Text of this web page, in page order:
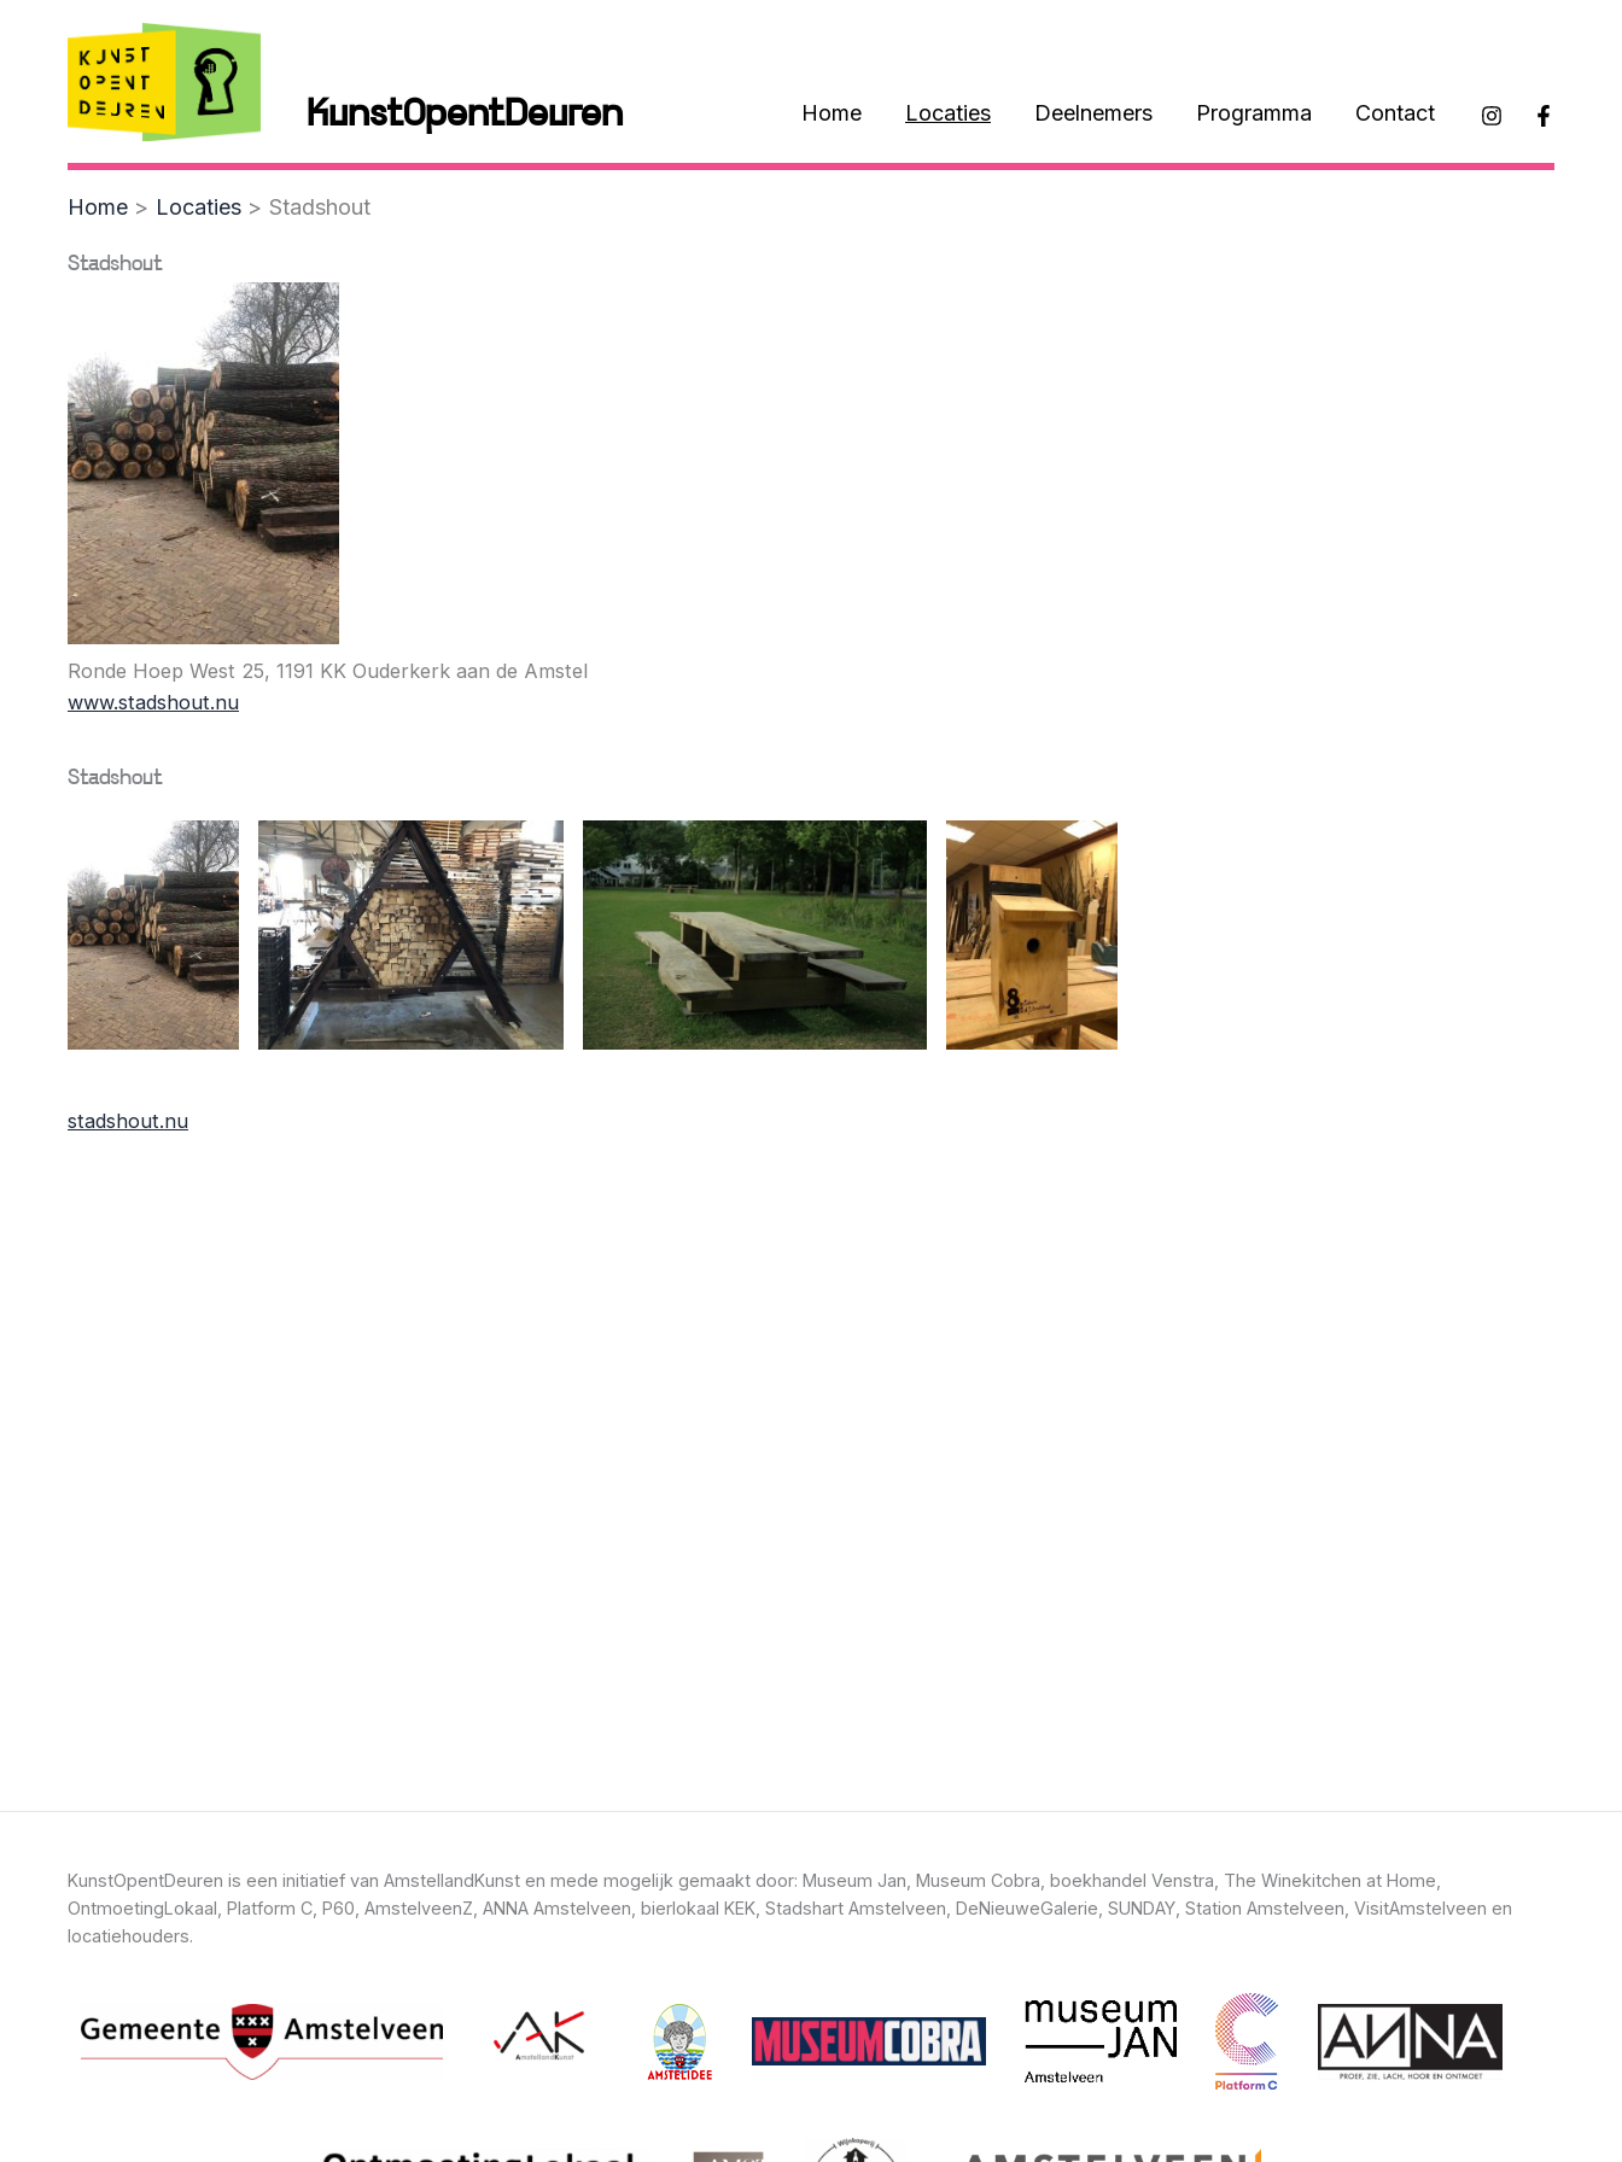
KunstOpentDeuren Home Locaties Deelnemers Programma Contact
Home Locaties Stadshout
Stadshout
Ronde Hoep West 25, 1191 KK Ouderkerk aan de Amstel
www.stadshout.nu
Stadshout
stadshout.nu
KunstOpentDeuren is een initiatief van AmstellandKunst en mede mogelijk gemaakt door: Museum Jan, Museum Cobra, boekhandel Venstra, The Winekitchen at Home,
OntmoetingLokaal, Platform C, P60, AmstelveenZ, ANNA Amstelveen, bierlokaal KEK, Stadshart Amstelveen, DeNieuweGalerie, SUNDAY, Station Amstelveen, VisitAmstelveen en
locatiehouders.